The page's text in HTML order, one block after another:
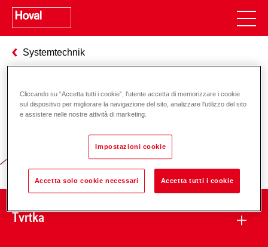
Systemtechnik
Odgovornost za energiju i okoliš
Tvrtka
Cliccando su “Accetta tutti i cookie”, l'utente accetta di memorizzare i cookie
sul dispositivo per migliorare la navigazione del sito, analizzare l'utilizzo del sito
e assistere nelle nostre attività di marketing.
Impostazioni cookie
Accetta solo cookie necessari Accetta tutti i cookie